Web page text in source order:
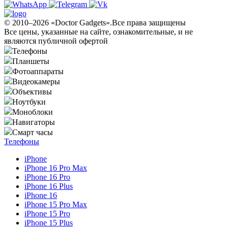
© 2010–2026 «Doctor Gadgets».Все права защищены
Все цены, указанные на сайте, ознакомительные, и не
являются публичной офертой
Телефоны
Планшеты
Фотоаппараты
Видеокамеры
Объективы
Ноутбуки
Моноблоки
Навигаторы
Смарт часы
Телефоны
iPhone
iPhone 16 Pro Max
iPhone 16 Pro
iPhone 16 Plus
iPhone 16
iPhone 15 Pro Max
iPhone 15 Pro
iPhone 15 Plus